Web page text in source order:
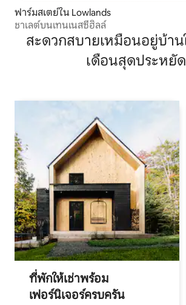
ฟาร์มสเตย์ใน Lowlands
ชาเลต์บนเทนเนสซีฮิลล์
สะดวกสบายเหมือนอยู่บ้าน
เดือนสุดประหยัด
ที่พักให้เช่าพร้อม
เฟอร์นิเจอร์ครบครัน